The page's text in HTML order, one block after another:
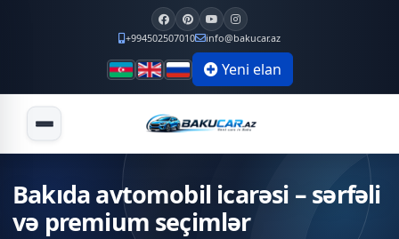
+994502507010 info@bakucar.az
Yeni elan
Bakıda avtomobil icarəsi – sərfəli
və premium seçimlər